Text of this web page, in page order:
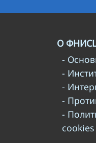
О
-
-
-
-
-
cookies